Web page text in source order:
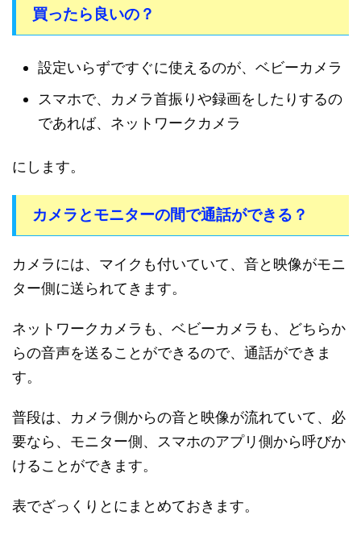
買ったら良いの？
設定いらずですぐに使えるのが、ベビーカメラ
スマホで、カメラ首振りや録画をしたりするの
であれば、ネットワークカメラ
にします。
カメラとモニターの間で通話ができる？
カメラには、マイクも付いていて、音と映像がモニ
ター側に送られてきます。
ネットワークカメラも、ベビーカメラも、どちらか
らの音声を送ることができるので、通話ができま
す。
普段は、カメラ側からの音と映像が流れていて、必
要なら、モニター側、スマホのアプリ側から呼びか
けることができます。
表でざっくりとにまとめておきます。